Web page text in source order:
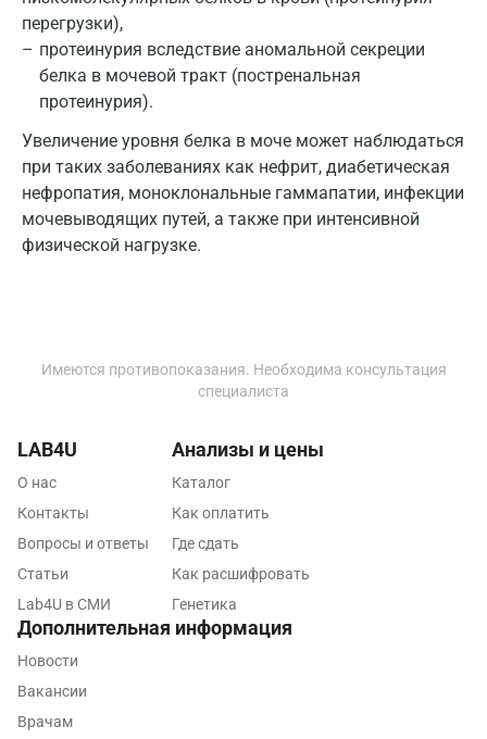
перегрузки),
протеинурия вследствие аномальной секреции
белка в мочевой тракт (постренальная
протеинурия).
Увеличение уровня белка в моче может наблюдаться
при таких заболеваниях как нефрит, диабетическая
нефропатия, моноклональные гаммапатии, инфекции
мочевыводящих путей, а также при интенсивной
физической нагрузке.
Ивантеевка
Ижевск
Калининград
Калуга
Кемерово
Красногорск
Краснодар
Красноярск
Курск
Имеются противопоказания. Необходима консультация
специалиста
LAB4U
О нас
Контакты
Вопросы и ответы
Статьи
Lab4U в СМИ
Анализы и цены
Каталог
Как оплатить
Где сдать
Как расшифровать
Генетика
Дополнительная информация
Новости
Вакансии
Врачам